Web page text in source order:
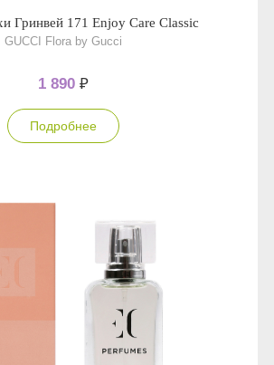
Гринвей 171 Enjoy Care Classic
GUCCI Flora by Gucci
1 890 ₽
Подробнее